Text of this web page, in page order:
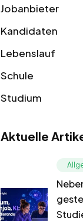
Jobanbieter
Kandidaten
Lebenslauf
Schule
Studium
Aktuelle